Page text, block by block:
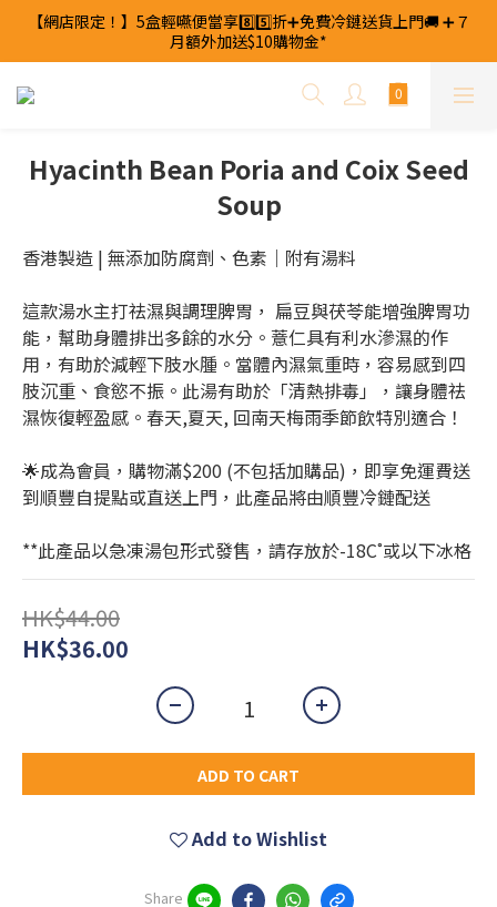
【網店限定！】5盒輕嚥便當享8️⃣5️⃣折➕免費冷鏈送貨上門🚚 ➕７
月額外加送$10購物金*
【網店限定！】5盒輕嚥便當享8️⃣5️⃣折➕免費冷鏈送貨上門🚚 ➕７
月額外加送$10購物金*
✨任選6包「自己煲」湯包🚚免費冷鏈送貨上門
月額外加送$10購物金*
Hyacinth Bean Poria and Coix Seed
Soup
香港製造 | 無添加防腐劑、色素｜附有湯料
這款湯水主打祛濕與調理脾胃， 扁豆與茯苓能增強脾胃功
能，幫助身體排出多餘的水分。薏仁具有利水滲濕的作
用，有助於減輕下肢水腫。當體內濕氣重時，容易感到四
肢沉重、食慾不振。此湯有助於「清熱排毒」，讓身體祛
濕恢復輕盈感。春天,夏天, 回南天梅雨季節飲特別適合！
🌟成為會員，購物滿$200 (不包括加購品)，即享免運費送
到順豐自提點或直送上門，此產品將由順豐冷鏈配送
**此產品以急凍湯包形式發售，請存放於-18C˚或以下冰格
HK$44.00
HK$36.00
ADD TO CART
Add to Wishlist
Share